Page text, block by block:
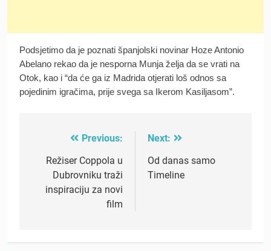
Podsjetimo da je poznati španjolski novinar Hoze Antonio
Abelano rekao da je nesporna Munja želja da se vrati na
Otok, kao i “da će ga iz Madrida otjerati loš odnos sa
pojedinim igračima, prije svega sa Ikerom Kasiljasom”.
navigation
Previous:
Režiser Coppola u
Dubrovniku traži
inspiraciju za novi
film
Next:
Od danas samo
Timeline